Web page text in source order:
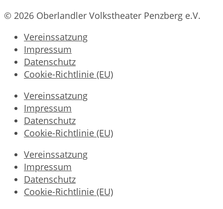
© 2026 Oberlandler Volkstheater Penzberg e.V.
Vereinssatzung
Impressum
Datenschutz
Cookie-Richtlinie (EU)
Vereinssatzung
Impressum
Datenschutz
Cookie-Richtlinie (EU)
Vereinssatzung
Impressum
Datenschutz
Cookie-Richtlinie (EU)